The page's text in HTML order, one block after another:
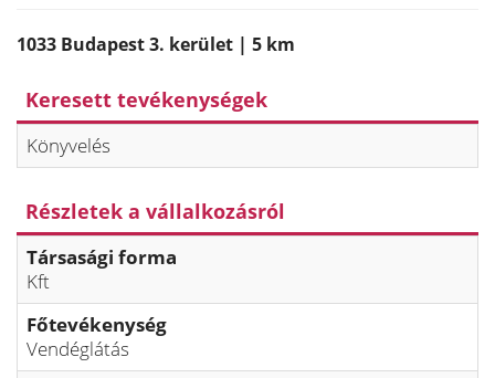
1033 Budapest 3. kerület | 5 km
Keresett tevékenységek
Könyvelés
Részletek a vállalkozásról
Társasági forma
Kft
Főtevékenység
Vendéglátás